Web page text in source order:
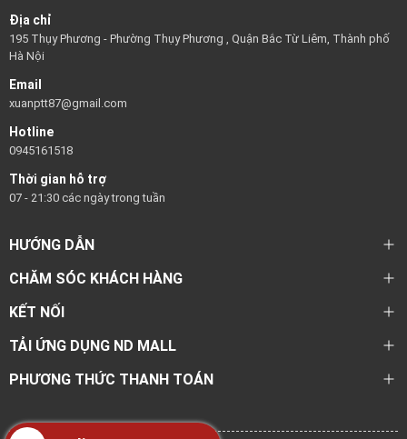
Địa chỉ
195 Thụy Phương - Phường Thụy Phương , Quận Bắc Từ Liêm, Thành phố
Hà Nội
Email
xuanptt87@gmail.com
Hotline
0945161518
Thời gian hỗ trợ
07 - 21:30 các ngày trong tuần
HƯỚNG DẪN
CHĂM SÓC KHÁCH HÀNG
KẾT NỐI
TẢI ỨNG DỤNG ND MALL
PHƯƠNG THỨC THANH TOÁN